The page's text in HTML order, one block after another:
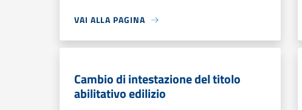
VAI ALLA PAGINA
Cambio di intestazione del titolo
abilitativo edilizio